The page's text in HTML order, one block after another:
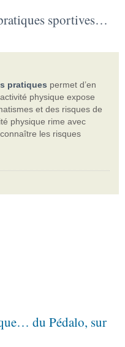
sportives…
pratiques permet d’en
physique expose
et des risques de
physique rime avec
les risques
du Pédalo, sur